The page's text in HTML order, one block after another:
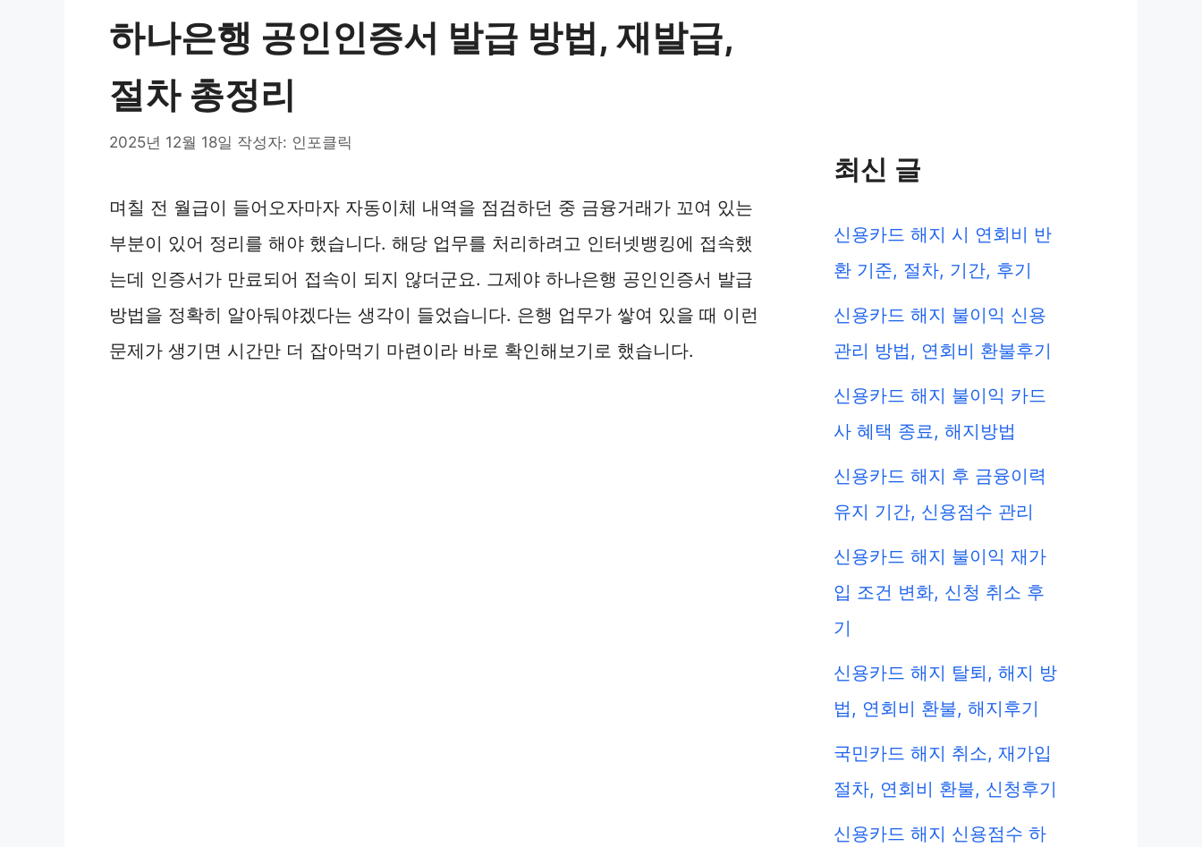
하나은행 공인인증서 발급 방법, 재발급,
절차 총정리
2025년 12월 18일 작성자: 인포클릭
며칠 전 월급이 들어오자마자 자동이체 내역을 점검하던 중 금융거래가 꼬여 있는
부분이 있어 정리를 해야 했습니다. 해당 업무를 처리하려고 인터넷뱅킹에 접속했
는데 인증서가 만료되어 접속이 되지 않더군요. 그제야 하나은행 공인인증서 발급
방법을 정확히 알아둬야겠다는 생각이 들었습니다. 은행 업무가 쌓여 있을 때 이런
문제가 생기면 시간만 더 잡아먹기 마련이라 바로 확인해보기로 했습니다.
최신 글
신용카드 해지 시 연회비 반
환 기준, 절차, 기간, 후기
신용카드 해지 불이익 신용
관리 방법, 연회비 환불후기
신용카드 해지 불이익 카드
사 혜택 종료, 해지방법
신용카드 해지 후 금융이력
유지 기간, 신용점수 관리
신용카드 해지 불이익 재가
입 조건 변화, 신청 취소 후
기
신용카드 해지 탈퇴, 해지 방
법, 연회비 환불, 해지후기
국민카드 해지 취소, 재가입
절차, 연회비 환불, 신청후기
신용카드 해지 신용점수 하